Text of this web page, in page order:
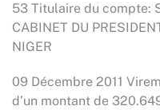
53 Titulaire du compte:
CABINET DU
NIGER
09 Décembre 2011
d’un montant de